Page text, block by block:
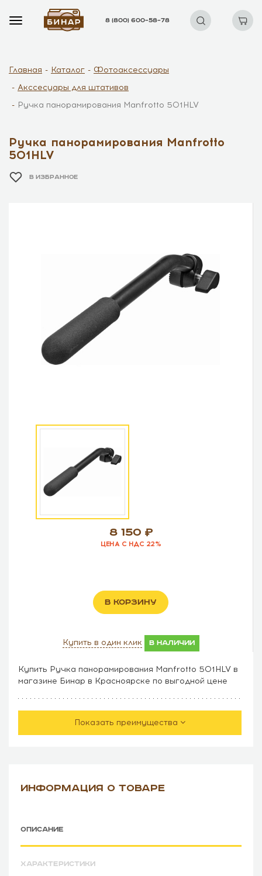
8 (800) 600–58–78
Главная Каталог
Фотоаксессуары
Акссесуары для штативов
Ручка панорамирования Manfrotto 501HLV
Ручка панорамирования Manfrotto
501HLV
В ИЗБРАННОЕ
8 150
ЦЕНА С НДС 22%
В КОРЗИНУ
Купить в один клик в наличии
Купить Ручка панорамирования Manfrotto 501HLV в
магазине Бинар в Красноярске по выгодной цене
Показать преимущества
ИНФОРМАЦИЯ О ТОВАРЕ
ОПИСАНИЕ
ХАРАКТЕРИСТИКИ